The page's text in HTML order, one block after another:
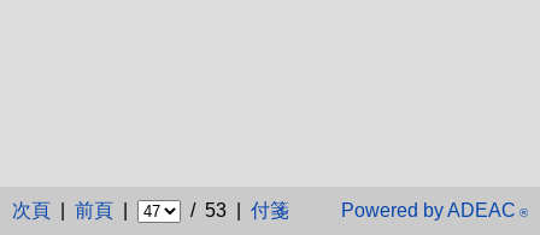
次頁 前頁 / 53 | 付箋 Powered by ADEAC ®